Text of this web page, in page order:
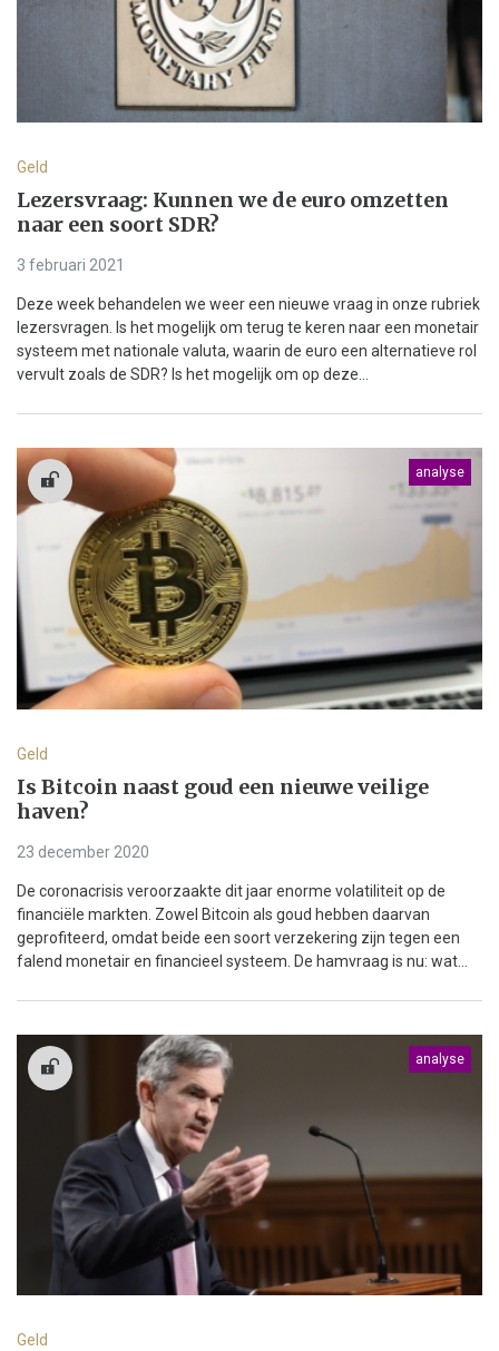
Geld
Lezersvraag: Kunnen we de euro omzetten
naar een soort SDR?
3 februari 2021
Deze week behandelen we weer een nieuwe vraag in onze rubriek
lezersvragen. Is het mogelijk om terug te keren naar een monetair
systeem met nationale valuta, waarin de euro een alternatieve rol
vervult zoals de SDR? Is het mogelijk om op deze...
analyse
Geld
Is Bitcoin naast goud een nieuwe veilige
haven?
23 december 2020
De coronacrisis veroorzaakte dit jaar enorme volatiliteit op de
financiële markten. Zowel Bitcoin als goud hebben daarvan
geprofiteerd, omdat beide een soort verzekering zijn tegen een
falend monetair en financieel systeem. De hamvraag is nu: wat...
analyse
Geld